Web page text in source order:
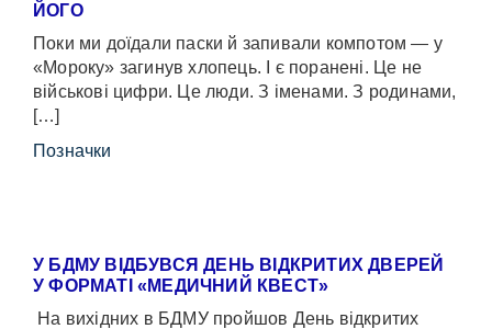
ЙОГО
Поки ми доїдали паски й запивали компотом — у
«Мороку» загинув хлопець. І є поранені. Це не
військові цифри. Це люди. З іменами. З родинами,
[…]
Позначки
У БДМУ ВІДБУВСЯ ДЕНЬ ВІДКРИТИХ ДВЕРЕЙ
У ФОРМАТІ «МЕДИЧНИЙ КВЕСТ»
На вихідних в БДМУ пройшов День відкритих